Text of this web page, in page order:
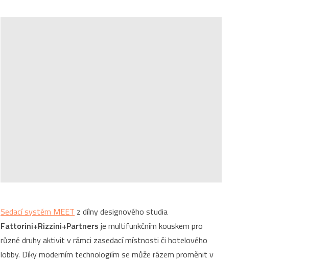
Sedací systém MEET z dílny designového studia
Fattorini+Rizzini+Partners je multifunkčním kouskem pro
různé druhy aktivit v rámci zasedací místnosti či hotelového
lobby. Díky moderním technologiím se může rázem proměnit v